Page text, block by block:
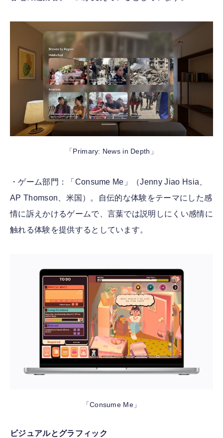
「Primary: News in Depth」
・ゲーム部門：「Consume Me」（Jenny Jiao Hsia、
AP Thomson、米国）。自伝的な体験をテーマにした感
情に訴えかけるゲームで、言葉では説明しにくい感情に
触れる体験を提供するとしています。
「Consume Me」
ビジュアルとグラフィック